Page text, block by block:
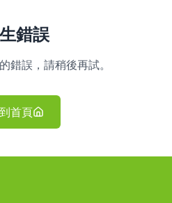
錯誤
錯誤，請稍後再試。
首頁